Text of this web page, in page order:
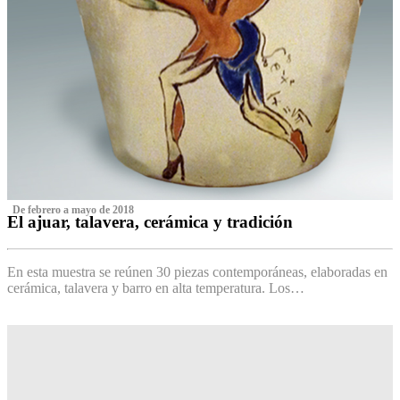
‌ De febrero a mayo de 2018
El ajuar, talavera, cerámica y tradición
En esta muestra se reúnen 30 piezas contemporáneas, elaboradas en
cerámica, talavera y barro en alta temperatura. Los…